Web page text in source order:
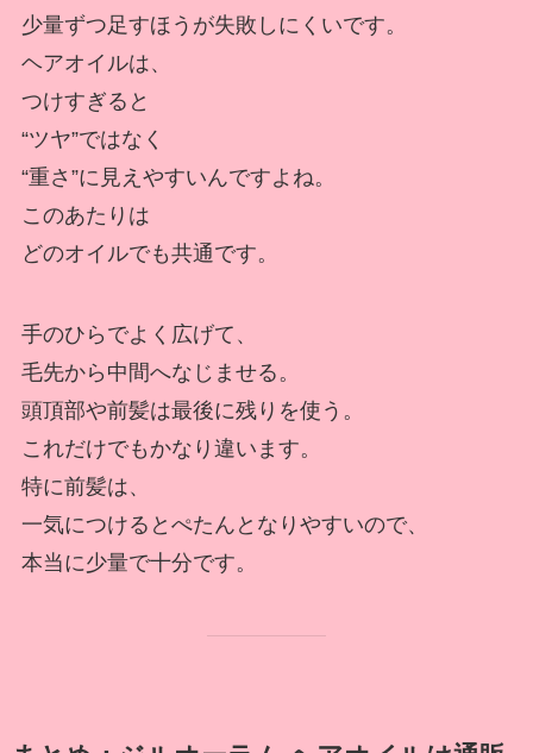
少量ずつ足すほうが失敗しにくいです。
ヘアオイルは、
つけすぎると
“ツヤ”ではなく
“重さ”に見えやすいんですよね。
このあたりは
どのオイルでも共通です。
手のひらでよく広げて、
毛先から中間へなじませる。
頭頂部や前髪は最後に残りを使う。
これだけでもかなり違います。
特に前髪は、
一気につけるとぺたんとなりやすいので、
本当に少量で十分です。